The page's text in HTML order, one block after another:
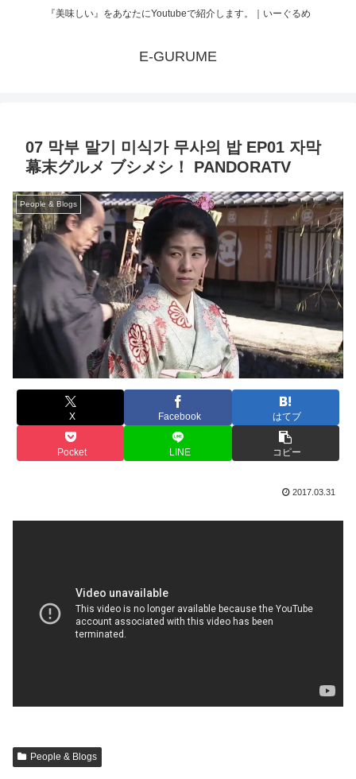
『美味しい』をあなたにYoutubeで紹介します。｜いーぐるめ
E-GURUME
07 막부 말기 미식가 무사의 밥 EP01 자막
幕末グルメ ブシメシ！ PANDORATV
People & Blogs
X Facebook はてブ
Pocket LINE コピー
2017.03.31
People & Blogs